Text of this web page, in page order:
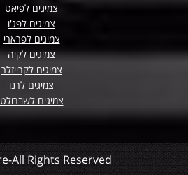
צמיגים לפיאט
צמיגים לפג'ו
צמיגים לפרארי
צמיגים לקיה
צמיגים לקרייזלר
צמיגים לרנו
צמיגים לשברולט
AutoTire-All Rights Reserved